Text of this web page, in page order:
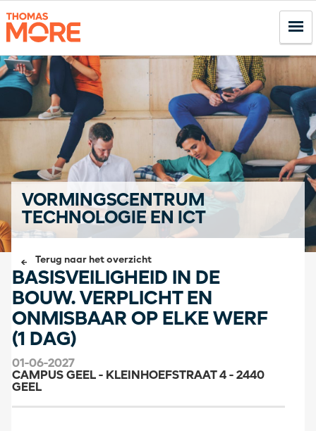
VORMINGSCENTRUM
TECHNOLOGIE EN ICT
Terug naar het overzicht
BASISVEILIGHEID IN DE
BOUW. VERPLICHT EN
ONMISBAAR OP ELKE WERF
(1 DAG)
01-06-2027
CAMPUS GEEL - KLEINHOEFSTRAAT 4 - 2440
GEEL